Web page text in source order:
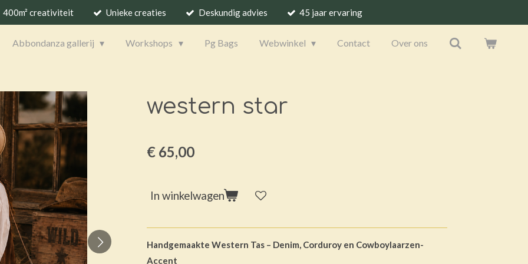
400m² creativiteit Unieke creaties Deskundig advies 45 jaar ervaring
Abbondanza gallerij Workshops Pg Bags Webwinkel Contact Over ons
western star
€ 65,00
In winkelwagen
Handgemaakte Western Tas – Denim, Corduroy en Cowboylaarzen-
Accent